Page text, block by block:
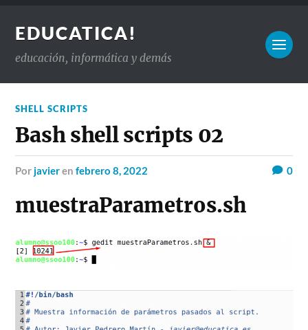
EDUCATICA!
educación, informática y demás
SHELL SCRIPTS
Bash shell scripts 02
por javierenfebrero 8, 2022 0
muestraParametros.sh